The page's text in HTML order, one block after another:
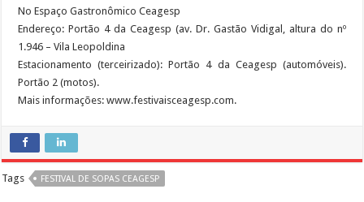
No Espaço Gastronômico Ceagesp
Endereço: Portão 4 da Ceagesp (av. Dr. Gastão Vidigal, altura do nº
1.946 – Vila Leopoldina
Estacionamento (terceirizado): Portão 4 da Ceagesp (automóveis).
Portão 2 (motos).
Mais informações: www.festivaisceagesp.com.
Tags FESTIVAL DE SOPAS CEAGESP